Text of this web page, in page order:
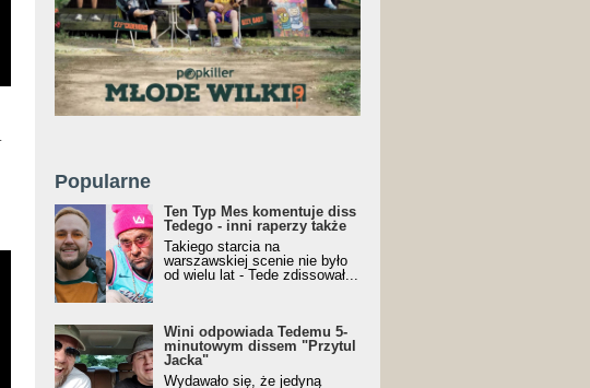
Popularne
Ten Typ Mes komentuje diss
Tedego - inni raperzy także
Takiego starcia na
warszawskiej scenie nie było
od wielu lat - Tede zdissował...
Wini odpowiada Tedemu 5-
minutowym dissem "Przytul
Jacka"
Wydawało się, że jedyną